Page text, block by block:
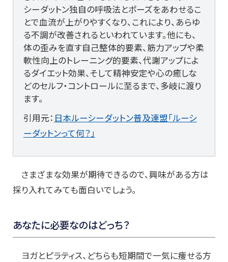
シーダットン独自の呼吸法とポーズをあわせるこ
とで血流が上がりやすくなり、これにより、あらゆ
る不調が改善されるといわれています。他にも、
体の歪みを直す自己整体的要素、筋力アップや柔
軟性向上のトレーニング的要素、代謝アップによ
るダイエット効果、そして精神安定や心の癒しな
どのセルフ・コントロールに至るまで、多岐に渡り
ます。
引用元： 日本ルーシーダットン普及連盟「ルーシ
ーダットンって何？」
さまざまな効果が期待できるので、興味がある方は
採り入れてみても面白いでしょう。
あなたに必要なのはどっち？
ヨガとピラティス、どちらも短期間で一気に痩せる方